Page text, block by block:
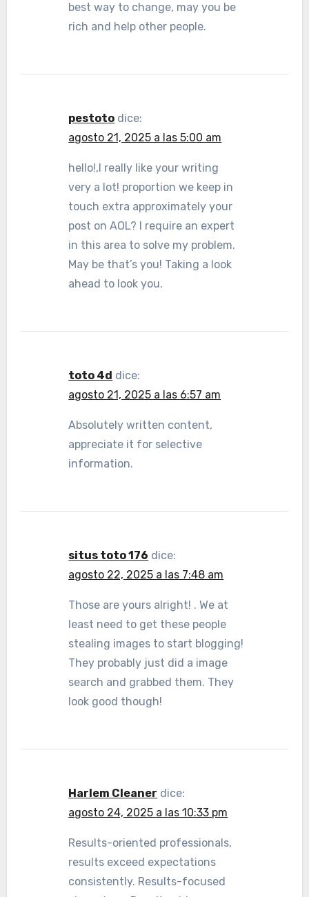
best way to change, may you be
rich and help other people.
pestoto dice:
agosto 21, 2025 a las 5:00 am
hello!,I really like your writing
very a lot! proportion we keep in
touch extra approximately your
post on AOL? I require an expert
in this area to solve my problem.
May be that’s you! Taking a look
ahead to look you.
toto 4d dice:
agosto 21, 2025 a las 6:57 am
Absolutely written content,
appreciate it for selective
information.
situs toto 176 dice:
agosto 22, 2025 a las 7:48 am
Those are yours alright! . We at
least need to get these people
stealing images to start blogging!
They probably just did a image
search and grabbed them. They
look good though!
Harlem Cleaner dice:
agosto 24, 2025 a las 10:33 pm
Results-oriented professionals,
results exceed expectations
consistently. Results-focused